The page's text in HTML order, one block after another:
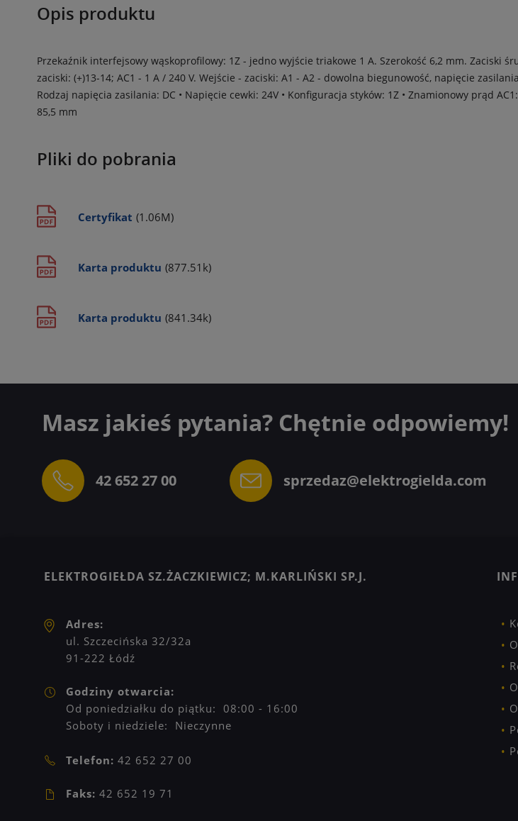
Opis produktu
Przekaźnik interfejsowy wąskoprofilowy: 1Z - jedno wyjście triakowe 1 A. Szerokość 6,2 mm. Zaciski
zaciski: (+)13-14; AC1 - 1 A / 240 V. Wejście - zaciski: A1 - A2 - dowolna biegunowość, napięcie
Rodzaj napięcia zasilania: DC • Napięcie cewki: 24V • Konfiguracja styków: 1Z • Znamionowy prąd
85,5 mm
Pliki do pobrania
Certyfikat (1.06M)
Karta produktu (877.51k)
Karta produktu (841.34k)
Masz jakieś pytania? Chętnie odpowiemy!
42 652 27 00 sprzedaz@elektrogielda.com
ELEKTROGIEŁDA SZ.ŻACZKIEWICZ; M.KARLIŃSKI SP.J.
Adres:
ul. Szczecińska 32/32a
91-222 Łódź
Godziny otwarcia:
Od poniedziałku do piątku: 08:00 - 16:00
Soboty i niedziele: Nieczynne
Telefon: 42 652 27 00
Faks: 42 652 19 71